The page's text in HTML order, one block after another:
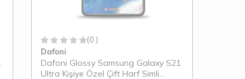
(0 )
Dafoni
Dafoni Glossy Samsung Galaxy S21
Ultra Kişiye Özel Çift Harf Simli